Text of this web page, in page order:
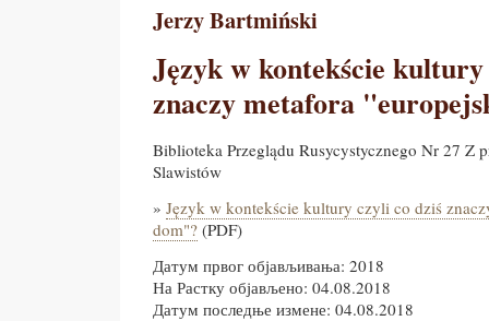
Jerzy Bartmiński
Język w kontekście
znaczy metafora
Biblioteka Przeglądu Rusycystycznego Nr 27 Z
Slawistów
» Język w kontekście kultury czyli co dziś
dom"? (PDF)
Датум првог објављивања: 2018
На Растку објављено: 04.08.2018
Датум последње измене: 04.08.2018